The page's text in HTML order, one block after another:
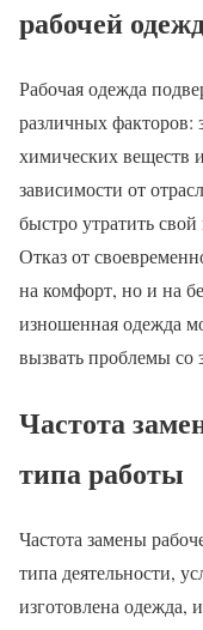
рабочей
Рабочая одежда
различных факторов:
химических веществ
зависимости от
быстро утратить
Отказ от
на комфорт, но и на
изношенная одежда
вызвать проблемы со
Частота
типа работы
Частота замены
типа деятельности,
изготовлена одежда,